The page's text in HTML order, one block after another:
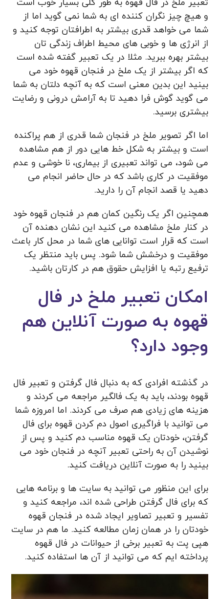
تعبیر ملخ در فال قهوه به طور کلی بسیار خوب است
و هیچ چیز نگران کننده ای به شما نمی گوید اما از
شما می خواهد قدری بیشتر به اطرافتان توجه کنید و
از انرژی ها و خوبی های محیط اطراف زندگی تان
بیشتر بهره ببرید. مثلا در یک تعبیر گفته شده است
که اگر بیشتر از یک ملخ در فنجان قهوه خود می
بینید این بدین معنی است که به آنچه دلتان به شما
می گوید گوش فرا دهید تا به آرامش درونی و رضایت
بیشتری برسید.
اما اگر تصویر ملخ در فنجان شما قدری از هم پراکنده
است و بیشتر به شکل خط هایی دور از هم مشاهده
می شود، می تواند تعبیری از بیماری، نا خوشی و عدم
موفقیت در کاری باشد که در حال حاضر انجام می
دهید یا قصد انجام آن را دارید.
همچنین اگر یک رنگین کمان هم در فنجان قهوه خود
در کنار ملخ مشاهده می کنید این نشان دهنده آن
است که قرار است توانایی های شما در محل کار باعث
موفقیت و درخشش شما شود. پس باید منتظر یک
ترفیع رتبه یا افزایش حقوق هم در کارتان باشید.
امکان تعبیر ملخ در فال
قهوه به صورت آنلاین هم
وجود دارد؟
در گذشته افرادی که به دنبال فال گرفتن و تعبیر فال
قهوه بودند، باید به یک فالگیر مراجعه می کردند و
هزینه های زیادی هم صرف می کردند. اما امروزه شما
می توانید با فراگیری اصول دم کردن قهوه برای فال
گرفتن، خودتان یک قهوه مناسب دم کنید و پس از
نوشیدن آن به راحتی تعبیر آنچه در فنجان خود می
بینید را به صورت آنلاین دریافت کنید.
برای این منظور می توانید به سایت ها و برنامه هایی
که برای فال گرفتن طراحی شده اند، مراجعه کنید و
تفسیر و تعبیر تصاویر ایجاد شده در فنجان قهوه
خودتان را در همان زمان مطالعه کنید. ما هم در سایت
هپی پت به تعبیر برخی از حیوانات در فال قهوه
پرداخته ایم که می توانید از آن ها استفاده کنید.